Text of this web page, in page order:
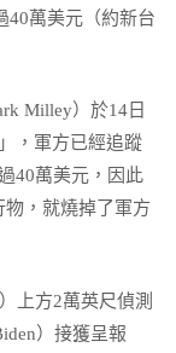
40萬美元（約新台
Milley）於14日
，軍方已經追蹤
40萬美元，因此
，就燒掉了軍方
上方2萬英尺偵測
）接獲呈報